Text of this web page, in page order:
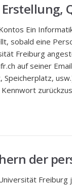
Ein
sobald eine
Freiburg
auf seiner
der